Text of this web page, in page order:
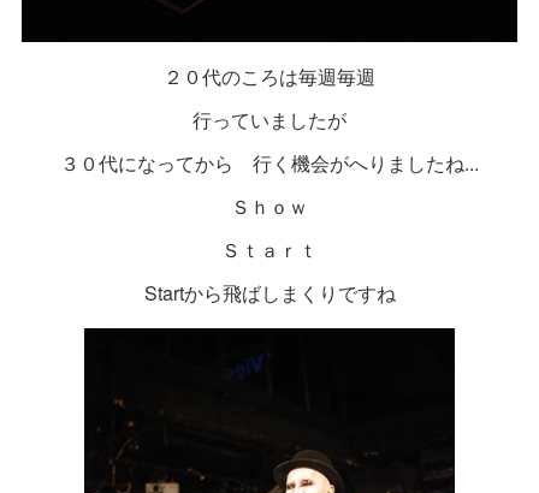
２０代のころは毎週毎週
行っていましたが
３０代になってから 行く機会がへりましたね...
Ｓｈｏｗ
Ｓｔａｒｔ
Startから飛ばしまくりですね